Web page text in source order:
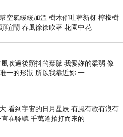
空氣緩緩加溫 樹木催吐著新枒 檸檬樹
喧鬧 春風徐徐吹著 花園中花
吹過後顫抖的葉脈 我愛妳的柔弱 像
一的形狀 所以我靠近妳 一
看到宇宙的日月星辰 有風有歌有浪有
在聆聽 千萬道拍打而來的